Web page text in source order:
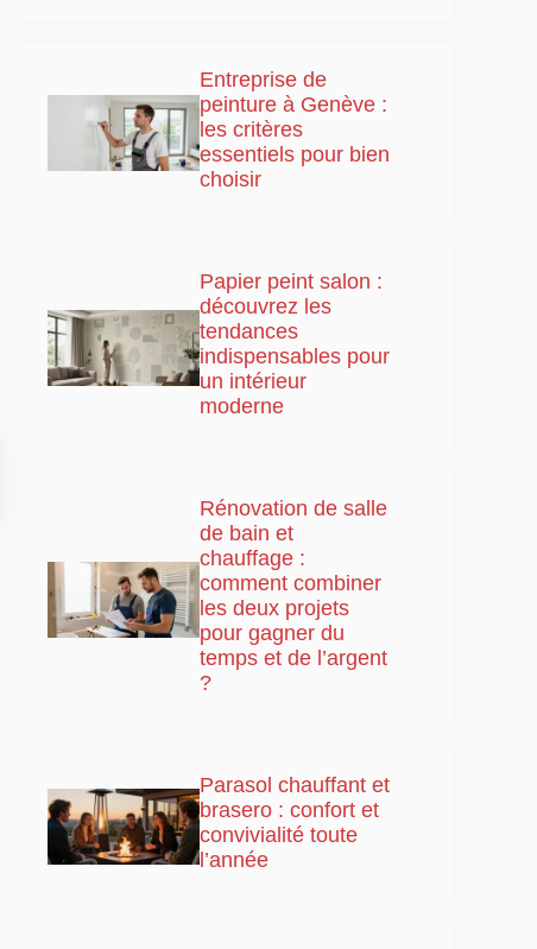
Entreprise de
peinture à Genève :
les critères
essentiels pour bien
choisir
Papier peint salon :
découvrez les
tendances
indispensables pour
un intérieur
moderne
Rénovation de salle
de bain et
chauffage :
comment combiner
les deux projets
pour gagner du
temps et de l’argent
?
Parasol chauffant et
brasero : confort et
convivialité toute
l’année